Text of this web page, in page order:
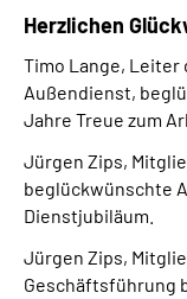
Karriere
Inhalte in
Leichte
Herzlichen
Timo Lange, Leiter
Außendienst,
Jahre Treue zum
Jürgen Zips,
beglückwünschte
Dienstjubiläum.
Jürgen Zips,
Geschäftsführung